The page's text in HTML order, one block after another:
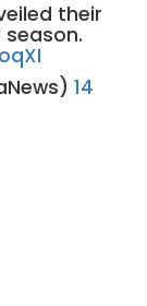
their
season.
14